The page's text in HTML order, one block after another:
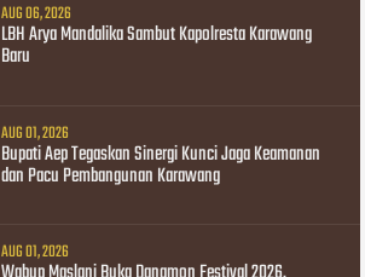
AUG 06, 2026
LBH Arya Mandalika Sambut Kapolresta Karawang
Baru
AUG 01, 2026
Bupati Aep Tegaskan Sinergi Kunci Jaga Keamanan
dan Pacu Pembangunan Karawang
AUG 01, 2026